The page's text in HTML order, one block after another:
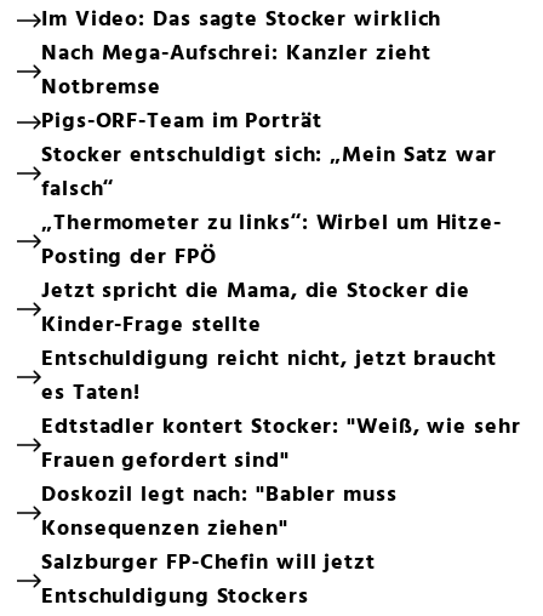
Im Video: Das sagte Stocker wirklich
Nach Mega-Aufschrei: Kanzler zieht
Notbremse
Pigs-ORF-Team im Porträt
Stocker entschuldigt sich: „Mein Satz war
falsch“
„Thermometer zu links“: Wirbel um Hitze-
Posting der FPÖ
Jetzt spricht die Mama, die Stocker die
Kinder-Frage stellte
Entschuldigung reicht nicht, jetzt braucht
es Taten!
Edtstadler kontert Stocker: "Weiß, wie sehr
Frauen gefordert sind"
Doskozil legt nach: "Babler muss
Konsequenzen ziehen"
Salzburger FP-Chefin will jetzt
Entschuldigung Stockers